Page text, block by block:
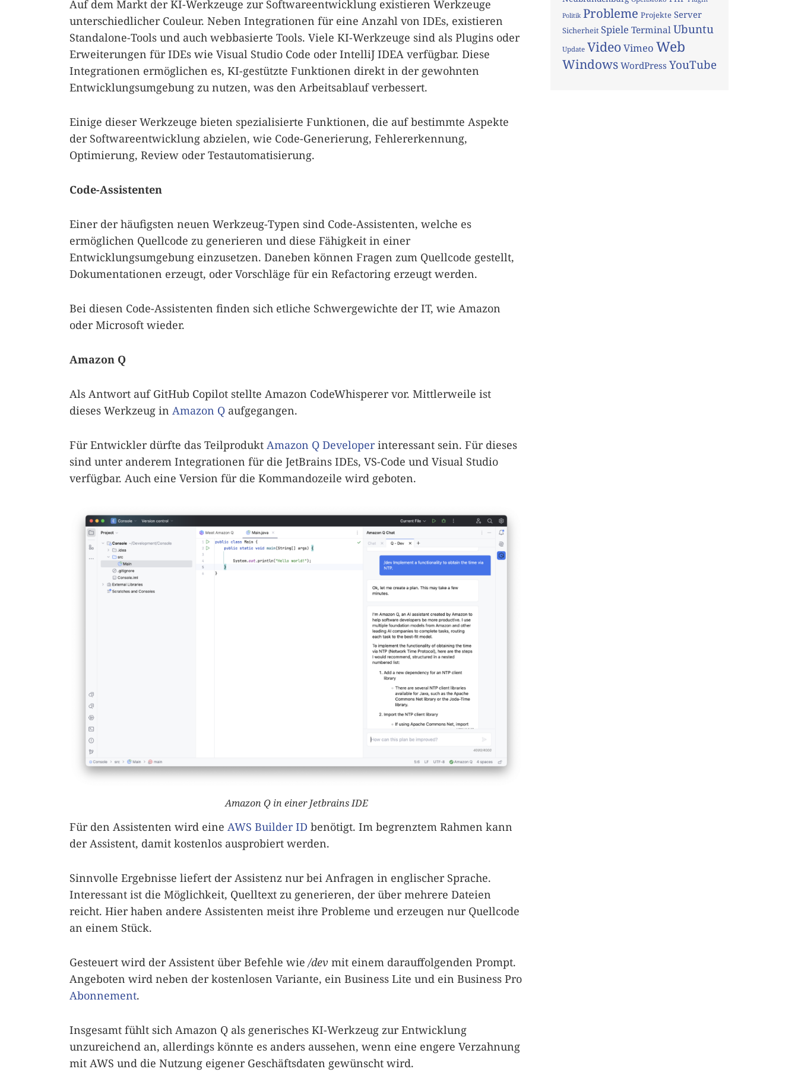
Auf dem Markt der KI-Werkzeuge zur Softwareentwicklung existieren Werkzeuge
unterschiedlicher Couleur. Neben Integrationen für eine Anzahl von IDEs, existieren
Standalone-Tools und auch webbasierte Tools. Viele KI-Werkzeuge sind als Plugins oder
Erweiterungen für IDEs wie Visual Studio Code oder IntelliJ IDEA verfügbar. Diese
Integrationen ermöglichen es, KI-gestützte Funktionen direkt in der gewohnten
Entwicklungsumgebung zu nutzen, was den Arbeitsablauf verbessert.
Einige dieser Werkzeuge bieten spezialisierte Funktionen, die auf bestimmte Aspekte
der Softwareentwicklung abzielen, wie Code-Generierung, Fehlererkennung,
Optimierung, Review oder Testautomatisierung.
Code-Assistenten
Einer der häufigsten neuen Werkzeug-Typen sind Code-Assistenten, welche es
ermöglichen Quellcode zu generieren und diese Fähigkeit in einer
Entwicklungsumgebung einzusetzen. Daneben können Fragen zum Quellcode gestellt,
Dokumentationen erzeugt, oder Vorschläge für ein Refactoring erzeugt werden.
Bei diesen Code-Assistenten finden sich etliche Schwergewichte der IT, wie Amazon
oder Microsoft wieder.
Amazon Q
Als Antwort auf GitHub Copilot stellte Amazon CodeWhisperer vor. Mittlerweile ist
dieses Werkzeug in Amazon Q aufgegangen.
Für Entwickler dürfte das Teilprodukt Amazon Q Developerinteressant sein. Für dieses
sind unter anderem Integrationen für die JetBrains IDEs, VS-Code und Visual Studio
verfügbar. Auch eine Version für die Kommandozeile wird geboten.
Amazon Q in einer Jetbrains IDE
Für den Assistenten wird eine AWS Builder ID benötigt. Im begrenztem Rahmen kann
der Assistent, damit kostenlos ausprobiert werden.
Sinnvolle Ergebnisse liefert der Assistenz nur bei Anfragen in englischer Sprache.
Interessant ist die Möglichkeit, Quelltext zu generieren, der über mehrere Dateien
reicht. Hier haben andere Assistenten meist ihre Probleme und erzeugen nur Quellcode
an einem Stück.
Gesteuert wird der Assistent über Befehle wie/dev mit einem darauffolgenden Prompt.
Angeboten wird neben der kostenlosen Variante, ein Business Lite und ein Business Pro
Abonnement.
Insgesamt fühlt sich Amazon Q als generisches KI-Werkzeug zur Entwicklung
unzureichend an, allerdings könnte es anders aussehen, wenn eine engere Verzahnung
mit AWS und die Nutzung eigener Geschäftsdaten gewünscht wird.
Politik Probleme Projekte Server
Sicherheit Spiele TerminalUbuntu
Update VideoVimeo Web
Windows WordPress YouTube